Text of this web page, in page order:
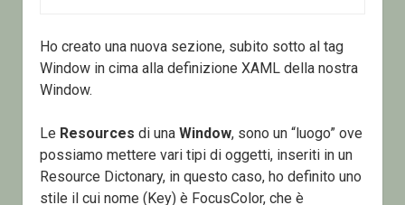
Ho creato una nuova sezione, subito sotto al tag
Window in cima alla definizione XAML della nostra
Window.
Le Resources di una Window, sono un “luogo” ove
possiamo mettere vari tipi di oggetti, inseriti in un
Resource Dictonary, in questo caso, ho definito uno
stile il cui nome (Key) è FocusColor, che è